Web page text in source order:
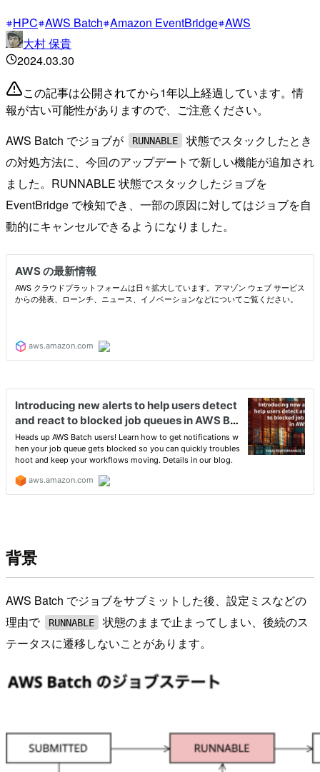
HPC AWS Batch Amazon EventBridge AWS
大村 保貴
2024.03.30
この記事は公開されてから1年以上経過しています。情
報が古い可能性がありますので、ご注意ください。
AWS Batch でジョブが
RUNNABLE
状態でスタックしたとき
の対処方法に、今回のアップデートで新しい機能が追加され
ました。RUNNABLE 状態でスタックしたジョブを
EventBridge で検知でき、一部の原因に対してはジョブを自
動的にキャンセルできるようになりました。
背景
AWS Batch でジョブをサブミットした後、設定ミスなどの
理由で
RUNNABLE
状態のままで止まってしまい、後続のス
テータスに遷移しないことがあります。